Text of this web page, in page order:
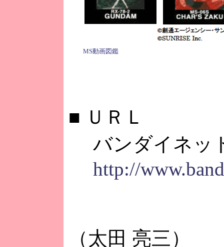
MS動画図鑑
■ ＵＲＬ
バンダイネッ
http://
（太田 亮三）